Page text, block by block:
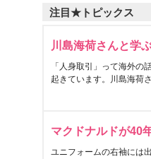
注目★トピックス
川島海荷さんと学
「人身取引」って海外の
起きています。川島海荷
マクドナルドが40
ユニフォームの右袖には